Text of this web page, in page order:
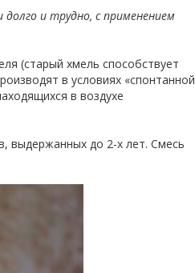
и трудно, с применением
(старый хмель способствует
в условиях «спонтанной
в воздухе
выдержанных до 2-х лет. Смесь